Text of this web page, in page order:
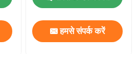
हमसे संपर्क करें